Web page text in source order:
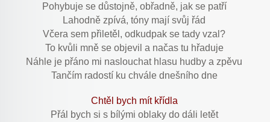
Pohybuje se důstojně, obřadně, jak se patří
Lahodně zpívá, tóny mají svůj řád
Včera sem přiletěl, odkudpak se tady vzal?
To kvůli mně se objevil a načas tu hřaduje
Náhle je přáno mi naslouchat hlasu hudby a zpěvu
Tančím radostí ku chvále dnešního dne
Chtěl bych mít křídla
Přál bych si s bílými oblaky do dáli letět